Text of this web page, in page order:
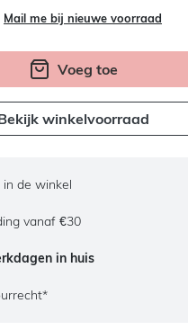
Mail me bij nieuwe voorraad
Voeg toe
winkelvoorraad
de winkel
vanaf €30
in huis